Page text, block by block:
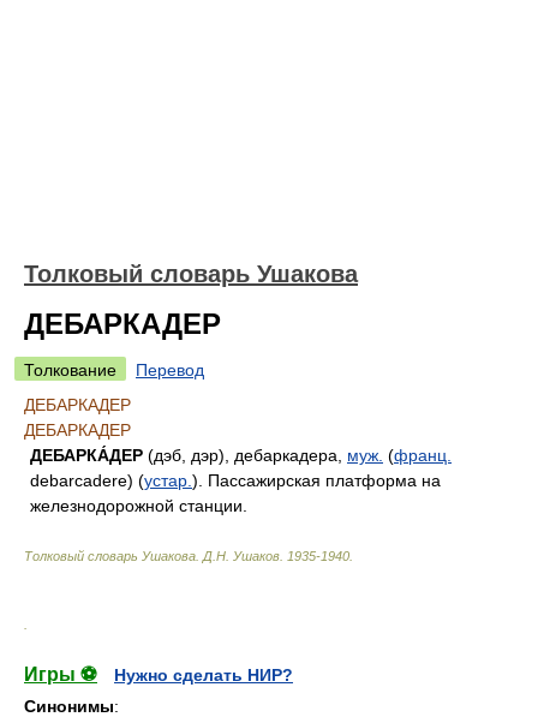
Толковый словарь Ушакова
ДЕБАРКАДЕР
Толкование
Перевод
ДЕБАРКАДЕР
ДЕБАРКАДЕР
ДЕБАРКА́ДЕР (дэб, дэр), дебаркадера, муж. (франц.
debarcadere) (устар. ). Пассажирская платформа на
железнодорожной станции.
Толковый словарь Ушакова Д.Н. Ушаков. 1935-1940
Игры ⚽
Нужно сделать НИР?
Синонимы: